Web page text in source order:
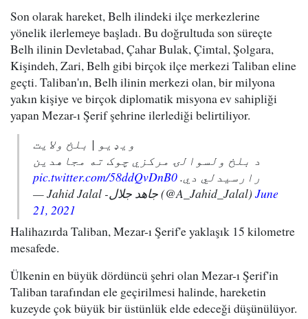
Son olarak hareket, Belh ilindeki ilçe merkezlerine
yönelik ilerlemeye başladı. Bu doğrultuda son süreçte
Belh ilinin Devletabad, Çahar Bulak, Çimtal, Şolgara,
Kişindeh, Zari, Belh gibi birçok ilçe merkezi Taliban eline
geçti. Taliban'ın, Belh ilinin merkezi olan, bir milyona
yakın kişiye ve birçok diplomatik misyona ev sahipliği
yapan Mezar-ı Şerif şehrine ilerlediği belirtiliyor.
ويډيو | بلخ ولايت
د بلخ ولسوالۍ مرکزي چوک ته مجاهدين
رارسيدلي دي.pic.twitter.com/58ddQvDnB0
— Jahid Jalal -جاهد جلال (@A_Jahid_Jalal) June
21, 2021
Halihazırda Taliban, Mezar-ı Şerif'e yaklaşık 15 kilometre
mesafede.
Ülkenin en büyük dördüncü şehri olan Mezar-ı Şerif'in
Taliban tarafından ele geçirilmesi halinde, hareketin
kuzeyde çok büyük bir üstünlük elde edeceği düşünülüyor.